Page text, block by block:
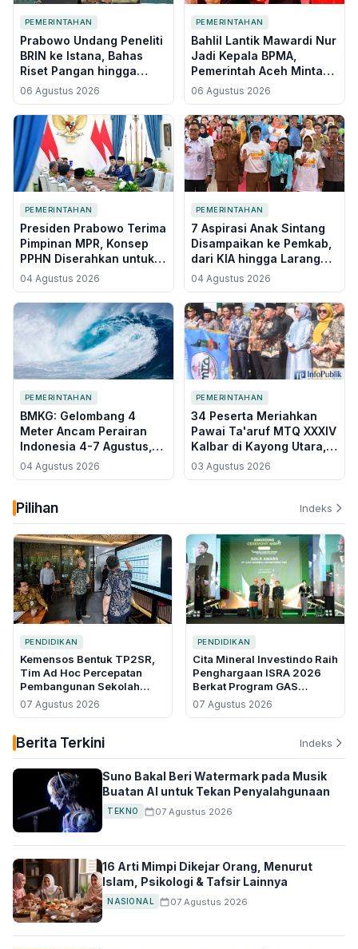
PEMERINTAHAN
Prabowo Undang Peneliti
BRIN ke Istana, Bahas
Riset Pangan hingga
Kapal Bertenaga Surya
06 Agustus 2026
PEMERINTAHAN
Bahlil Lantik Mawardi Nur
Jadi Kepala BPMA,
Pemerintah Aceh Minta
Ganti Nasri Djalal di
Tengah Polemik Blok
Andaman
06 Agustus 2026
PEMERINTAHAN
Presiden Prabowo Terima
Pimpinan MPR, Konsep
PPHN Diserahkan untuk
Jadi Pedoman
Pembangunan Jangka
Panjang
04 Agustus 2026
PEMERINTAHAN
7 Aspirasi Anak Sintang
Disampaikan ke Pemkab,
dari KIA hingga Larangan
Jual Rokok ke Anak di
Bawah Umur
04 Agustus 2026
PEMERINTAHAN
BMKG: Gelombang 4
Meter Ancam Perairan
Indonesia 4-7 Agustus,
Dipicu Dua Bibit Siklon
04 Agustus 2026
PEMERINTAHAN
34 Peserta Meriahkan
Pawai Ta'aruf MTQ XXXIV
Kalbar di Kayong Utara,
Bupati Sebut Simbol
Persatuan Umat
03 Agustus 2026
Pilihan Indeks
PENDIDIKAN
Kemensos Bentuk TP2SR,
Tim Ad Hoc Percepatan
Pembangunan Sekolah
Rakyat Permanen
07 Agustus 2026
PENDIDIKAN
Cita Mineral Investindo Raih
Penghargaan ISRA 2026
Berkat Program GAS
CERDAS, Tekan Angka
Putus Sekolah di Air Upas
07 Agustus 2026
Berita Terkini Indeks
Suno Bakal Beri Watermark pada Musik
Buatan AI untuk Tekan Penyalahgunaan
TEKNO 07 Agustus 2026
16 Arti Mimpi Dikejar Orang, Menurut
Islam, Psikologi & Tafsir Lainnya
NASIONAL 07 Agustus 2026